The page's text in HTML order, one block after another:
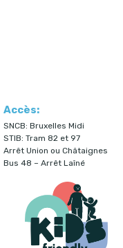
Accès:
SNCB: Bruxelles Midi
STIB: Tram 82 et 97
Arrêt Union ou Châtaignes
Bus 48 – Arrêt Laîné